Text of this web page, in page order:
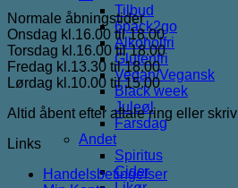
Tilbud
6pack2go
Alkoholfri
Glutenfri
Vegan/Vegansk
Black week
Juleøl
Farsdag
Andet
Spiritus
Cider
Normale åbningstider
Onsdag kl.16.00 til 18.00
Torsdag kl.16.00 til 18.00
Fredag kl.13.30 til 18.00
Lørdag kl.10.00 til 15.00
Altid åbent efter aftale ring eller skriv
Links
Handelsbetingelser